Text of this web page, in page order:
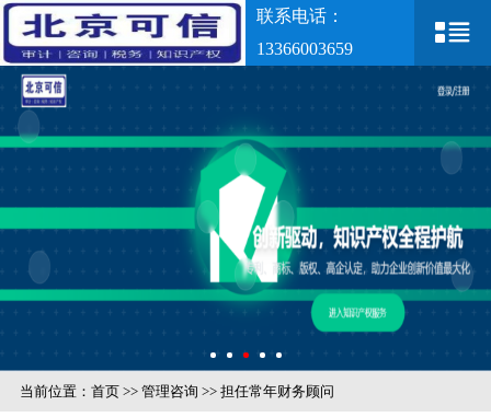
联系电话：
13366003659
当前位置： 首页>> 管理咨询 >> 担任常年财务顾问